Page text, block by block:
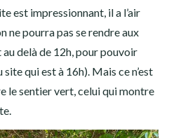
est impressionnant, il a l’air
ne pourra pas se rendre aux
delà de 12h, pour pouvoir
qui est à 16h). Mais ce n’est
le sentier vert, celui qui montre